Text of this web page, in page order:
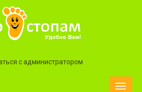
с администратором
Toggle